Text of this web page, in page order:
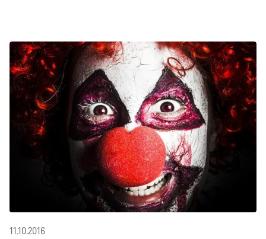
11.10.2016